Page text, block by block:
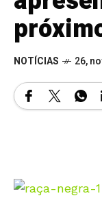
NOTÍCIAS 26,